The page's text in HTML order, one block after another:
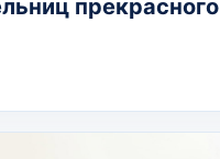
прекрасного